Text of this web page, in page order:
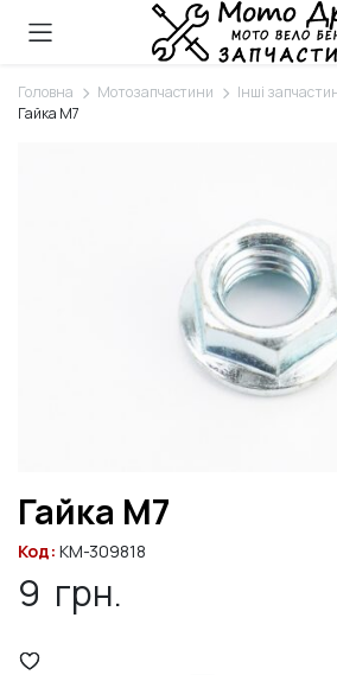
Головна Мотозапчастини Інші
Гайка M7
Гайка M7
Код: KM-309818
9 грн.